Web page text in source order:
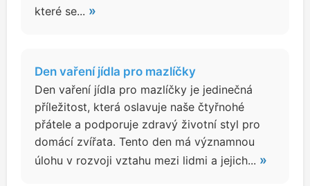
které se... »
Den vaření jídla pro mazlíčky
Den vaření jídla pro mazlíčky je jedinečná
příležitost, která oslavuje naše čtyřnohé
přátele a podporuje zdravý životní styl pro
domácí zvířata. Tento den má významnou
úlohu v rozvoji vztahu mezi lidmi a jejich... »